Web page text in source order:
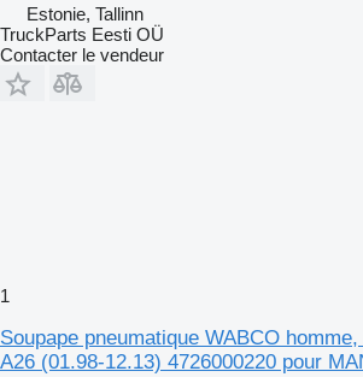
Estonie, Tallinn
TruckParts Eesti OÜ
Contacter le vendeur
1
Soupape pneumatique WABCO
A26 (01.98-12.13) 4726000220 pour